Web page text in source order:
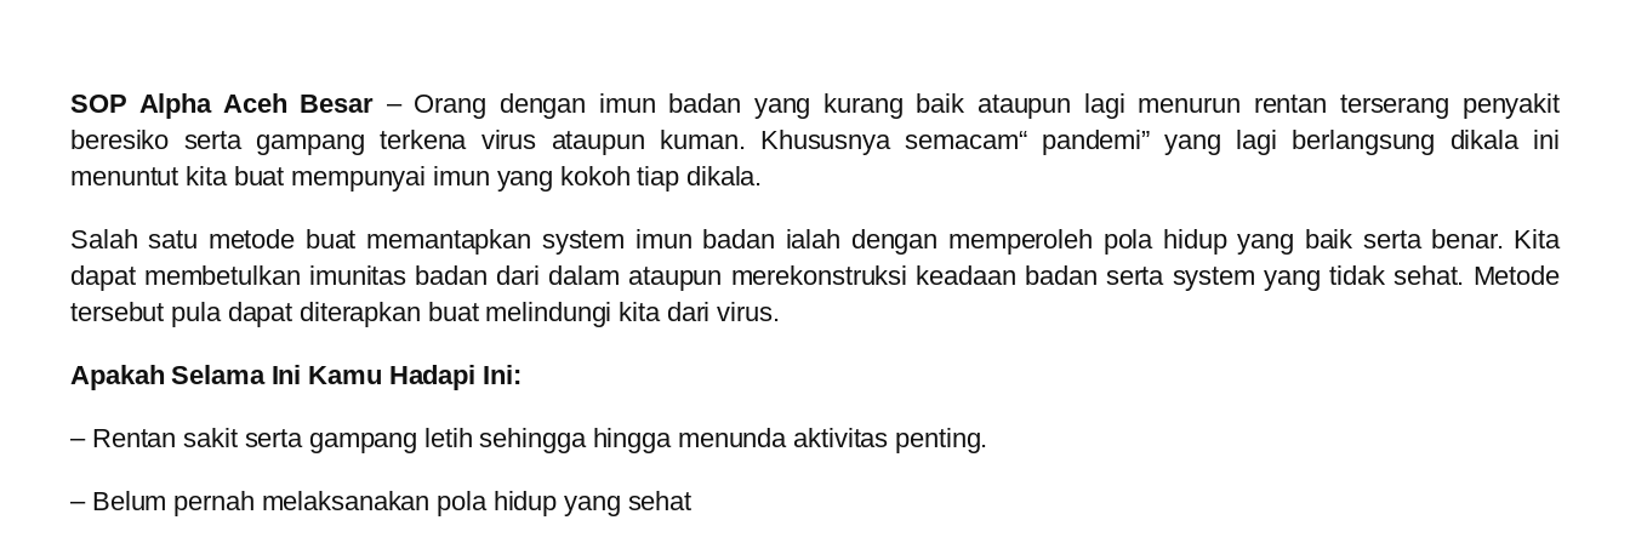
SOP Alpha Aceh Besar– Orang dengan imun badan yang kurang baik ataupun lagi menurun rentan terserang penyakit
beresiko serta gampang terkena virus ataupun kuman. Khususnya semacam“ pandemi” yang lagi berlangsung dikala ini
menuntut kita buat mempunyai imun yang kokoh tiap dikala.
Salah satu metode buat memantapkan system imun badan ialah dengan memperoleh pola hidup yang baik serta benar. Kita
dapat membetulkan imunitas badan dari dalam ataupun merekonstruksi keadaan badan serta system yang tidak sehat. Metode
tersebut pula dapat diterapkan buat melindungi kita dari virus.
Apakah Selama Ini Kamu Hadapi Ini:
– Rentan sakit serta gampang letih sehingga hingga menunda aktivitas penting.
– Belum pernah melaksanakan pola hidup yang sehat